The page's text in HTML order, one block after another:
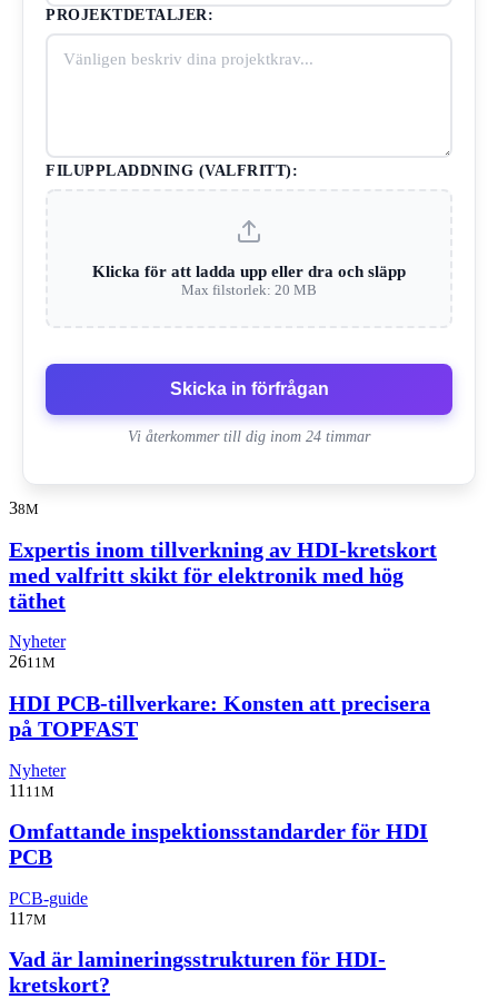
PROJEKTDETALJER:
FILUPPLADDNING (VALFRITT):
Klicka för att ladda upp eller dra och släpp
Max filstorlek: 20 MB
Skicka in förfrågan
Vi återkommer till dig inom 24 timmar
38M
Expertis inom tillverkning av HDI-kretskort
med valfritt skikt för elektronik med hög
täthet
Nyheter
2611M
HDI PCB-tillverkare: Konsten att precisera
på TOPFAST
Nyheter
11 11M
Omfattande inspektionsstandarder för HDI
PCB
PCB-guide
11 7M
Vad är lamineringsstrukturen för HDI-
kretskort?